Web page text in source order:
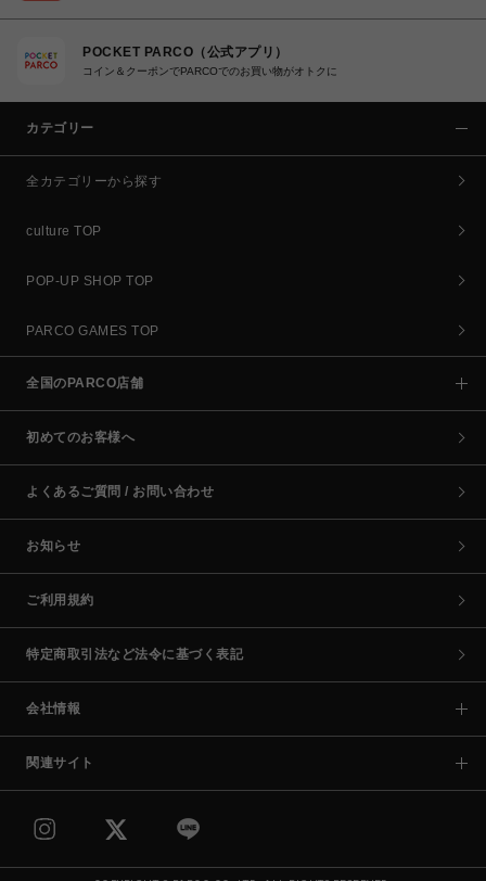
POCKET PARCO（公式アプリ）
コイン＆クーポンでPARCOでのお買い物がオトクに
カテゴリー
全カテゴリーから探す
culture TOP
POP-UP SHOP TOP
PARCO GAMES TOP
全国のPARCO店舗
初めてのお客様へ
よくあるご質問 / お問い合わせ
お知らせ
ご利用規約
特定商取引法など法令に基づく表記
会社情報
関連サイト